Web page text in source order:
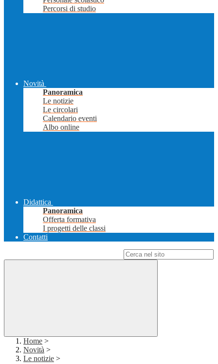
Percorsi di studio
Novità
Panoramica
Le notizie
Le circolari
Calendario eventi
Albo online
Didattica
Panoramica
Offerta formativa
I progetti delle classi
Contatti
Home >
Novità >
Le notizie >